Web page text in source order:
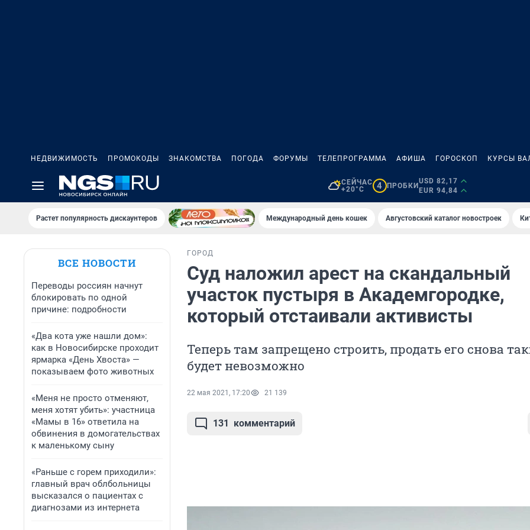
НЕДВИЖИМОСТЬ ПРОМОКОДЫ ЗНАКОМСТВА ПОГОДА ФОРУМЫ ТЕЛЕПРОГРАММА АФИША ГОРОСКОП КУРСЫ
СЕЙЧАС
+20°C
4 ПРОБКИ
USD 82,17
EUR 94,84
Растет популярность дискаунтеров Международный день кошек Августовский каталог новостроек
ВСЕ НОВОСТИ
Переводы россиян начнут
блокировать по одной
причине: подробности
«Два кота уже нашли дом»:
как в Новосибирске проходит
ярмарка «День Хвоста» —
показываем фото животных
«Меня не просто отменяют,
меня хотят убить»: участница
«Мамы в 16» ответила на
обвинения в домогательствах
к маленькому сыну
«Раньше с горем приходили»:
главный врач облбольницы
высказался о пациентах с
диагнозами из интернета
ГОРОД
Суд наложил арест на скандальный
участок пустыря в Академгородке,
который отстаивали активисты
Теперь там запрещено строить, продать его снова
будет невозможно
22 мая 2021, 17:20 21 139
131 комментарий